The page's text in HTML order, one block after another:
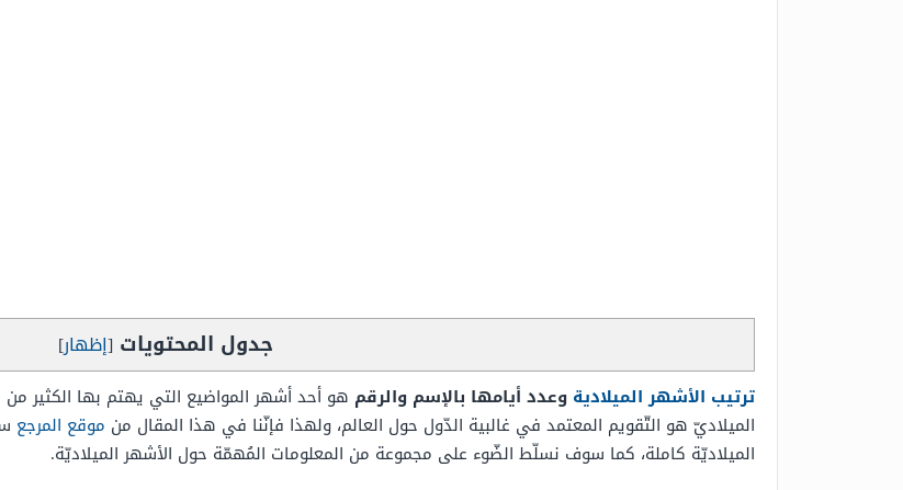
جدول المحتويات [إظهار]
ترتيب الأشهر الميلادية وعدد أيامها بالإسم والرقم هو أحد أشهر المواضيع التي يهتم بها الكثير
الميلاديّ هو التّقويم المعتمد في غالبية الدّول حول العالم، ولهذا فإنّنا في هذا المقال من موقع المرجع
الميلاديّة كاملة، كما سوف نسلّط الضّوء على مجموعة من المعلومات المُهمّة حول الأشهر الميلاديّة.